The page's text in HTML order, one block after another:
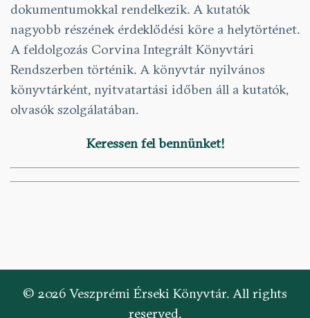
dokumentumokkal rendelkezik. A kutatók
nagyobb részének érdeklődési köre a helytörténet.
A feldolgozás Corvina Integrált Könyvtári
Rendszerben történik. A könyvtár nyilvános
könyvtárként, nyitvatartási időben áll a kutatók,
olvasók szolgálatában.
Keressen fel bennünket!
© 2026 Veszprémi Érseki Könyvtár. All rights
reserved.